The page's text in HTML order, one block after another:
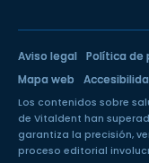
Aviso legal Política de
Mapa web
Los contenidos sobre
de Vitaldent han
garantiza la precisión,
proceso editorial